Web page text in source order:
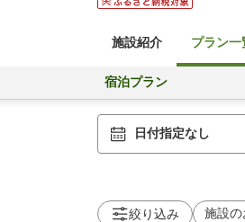
施設紹介 プラン一
宿泊プラン
日付指定なし
絞り込み